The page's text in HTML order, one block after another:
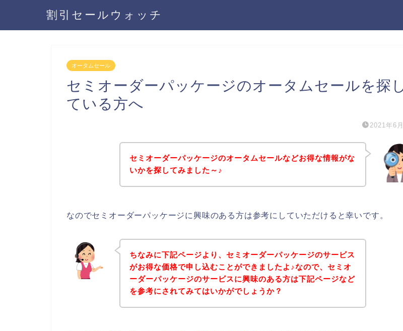
割引セールウォッチ
オータムセール
セミオーダーパッケージのオータムセールを探
ている方へ
2021年6
セミオーダーパッケージのオータムセールなどお得な情報がな
いかを探してみました～♪
なのでセミオーダーパッケージに興味のある方は参考にしていただけると幸いです。
ちなみに下記ページより、セミオーダーパッケージのサービス
がお得な価格で申し込むことができましたよ♪なので、セミオ
ーダーパッケージのサービスに興味のある方は下記ページなど
を参考にされてみてはいかがでしょうか？